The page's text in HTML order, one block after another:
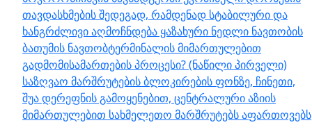
თავდასხმების შედეგად, რამდენად სტაბილური და
ხანგრძლივი აღმოჩნდება ყაზახური ნედლი ნავთობის
ბათუმის ნავთობტერმინალის მიმართულებით
გადმომისამართების პროცესი? (ნაწილი პირველი)
საზღვაო მარშრუტების ბლოკირების ფონზე, ჩინეთი,
შუა დერეფნის გამოყენებით, ცენტრალური აზიის
მიმართულებით სახმელეთო მარშრუტებს აფართოვებს